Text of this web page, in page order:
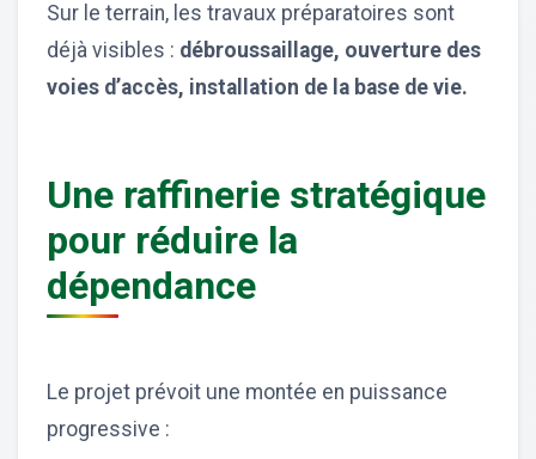
Sur le terrain, les travaux préparatoires sont
déjà visibles : débroussaillage, ouverture des
voies d’accès, installation de la base de vie.
Une raffinerie stratégique
pour réduire la
dépendance
Le projet prévoit une montée en puissance
progressive :